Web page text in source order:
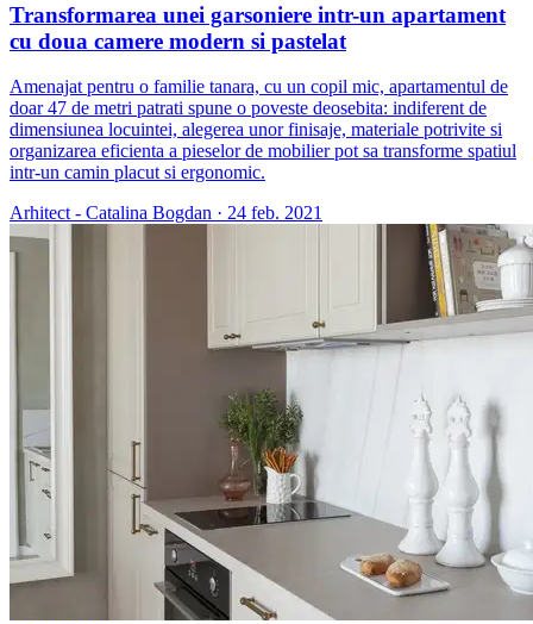
Transformarea unei garsoniere intr-un apartament
cu doua camere modern si pastelat
Amenajat pentru o familie tanara, cu un copil mic, apartamentul de
doar 47 de metri patrati spune o poveste deosebita: indiferent de
dimensiunea locuintei, alegerea unor finisaje, materiale potrivite si
organizarea eficienta a pieselor de mobilier pot sa transforme spatiul
intr-un camin placut si ergonomic.
Arhitect - Catalina Bogdan · 24 feb. 2021